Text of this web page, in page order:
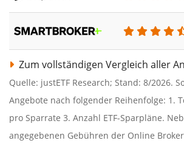
Zum vollständigen Vergleich aller
Quelle: justETF Research; Stand: 8/2026.
Angebote nach folgender Reihenfolge: 1.
pro Sparrate 3. Anzahl ETF-Sparpläne.
angegebenen Gebühren der Online